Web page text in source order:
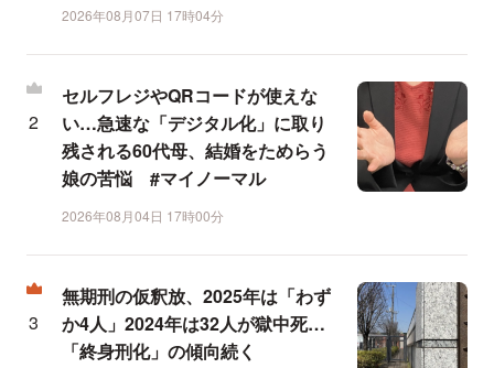
2026年08月07日 17時04分
セルフレジやQRコードが使えな
い…急速な「デジタル化」に取り
残される60代母、結婚をためらう
娘の苦悩 #マイノーマル
2026年08月04日 17時00分
無期刑の仮釈放、2025年は「わず
か4人」2024年は32人が獄中死…
「終身刑化」の傾向続く